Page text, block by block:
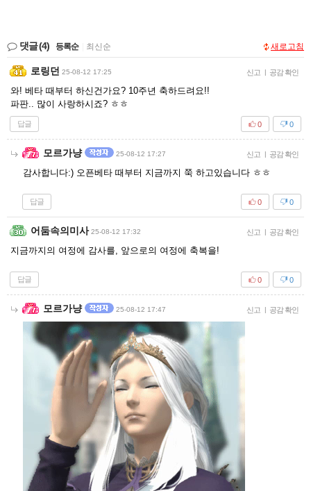
댓글(4) 등록순 최신순 새로고침
로링던 25-08-12 17:25 신고 | 공감 확인
와! 베타 때부터 하신건가요? 10주년 축하드려요!!
파판.. 많이 사랑하시죠? ㅎㅎ
답글 0
0
모르가냥 25-08-12 17:27 신고 | 공감 확인
감사합니다:) 오픈베타 때부터 지금까지 쭉 하고있습니다 ㅎㅎ
답글 0
0
어둠속의미사 25-08-12 17:32 신고 | 공감 확인
지금까지의 여정에 감사를, 앞으로의 여정에 축복을!
답글 0
0
모르가냥 25-08-12 17:47 신고 | 공감 확인